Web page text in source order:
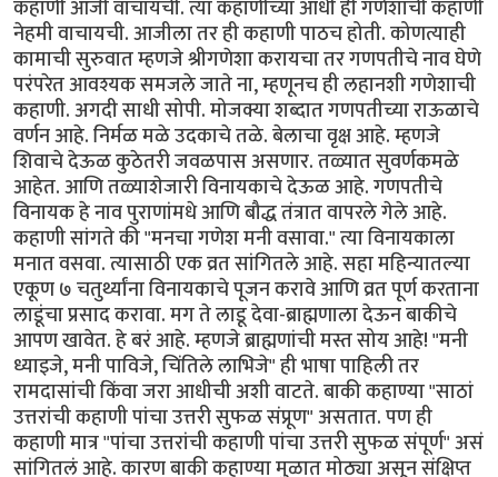
कहाणी आजी वाचायची. त्या कहाणीच्या आधी ही गणेशाची कहाणी
नेहमी वाचायची. आजीला तर ही कहाणी पाठच होती. कोणत्याही
कामाची सुरुवात म्हणजे श्रीगणेशा करायचा तर गणपतीचे नाव घेणे
परंपरेत आवश्यक समजले जाते ना, म्हणूनच ही लहानशी गणेशाची
कहाणी. अगदी साधी सोपी. मोजक्या शब्दात गणपतीच्या राऊळाचे
वर्णन आहे. निर्मळ मळे उदकाचे तळे. बेलाचा वृक्ष आहे. म्हणजे
शिवाचे देऊळ कुठेतरी जवळपास असणार. तळ्यात सुवर्णकमळे
आहेत. आणि तळ्याशेजारी विनायकाचे देऊळ आहे. गणपतीचे
विनायक हे नाव पुराणांमधे आणि बौद्ध तंत्रात वापरले गेले आहे.
कहाणी सांगते की "मनचा गणेश मनी वसावा." त्या विनायकाला
मनात वसवा. त्यासाठी एक व्रत सांगितले आहे. सहा महिन्यातल्या
एकूण ७ चतुर्थ्यांना विनायकाचे पूजन करावे आणि व्रत पूर्ण करताना
लाडूंचा प्रसाद करावा. मग ते लाडू देवा-ब्राह्मणाला देऊन बाकीचे
आपण खावेत. हे बरं आहे. म्हणजे ब्राह्मणांची मस्त सोय आहे! "मनी
ध्याइजे, मनी पाविजे, चिंतिले लाभिजे" ही भाषा पाहिली तर
रामदासांची किंवा जरा आधीची अशी वाटते. बाकी कहाण्या "साठां
उत्तरांची कहाणी पांचा उत्तरी सुफळ संप्रूण" असतात. पण ही
कहाणी मात्र "पांचा उत्तरांची कहाणी पांचा उत्तरी सुफळ संपूर्ण" असं
सांगितलं आहे. कारण बाकी कहाण्या मुळात मोठ्या असून संक्षिप्त